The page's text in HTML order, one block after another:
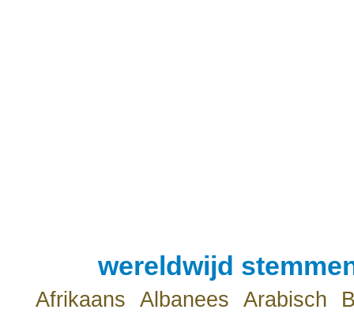
wereldwijd
Afrikaans Albanees Arabisch